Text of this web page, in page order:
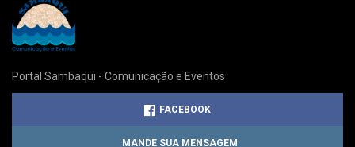
Portal Sambaqui - Comunicação e Eventos
FACEBOOK
MANDE SUA MENSAGEM